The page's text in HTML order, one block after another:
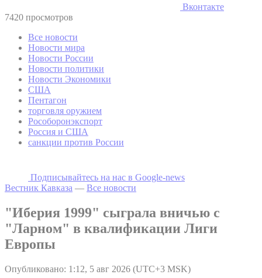
Вконтакте
7420 просмотров
Все новости
Новости мира
Новости России
Новости политики
Новости Экономики
США
Пентагон
торговля оружием
Рособоронэкспорт
Россия и США
санкции против России
Подписывайтесь на наc в Google-news
Вестник Кавказа — Все новости
"Иберия 1999" сыграла вничью с
"Ларном" в квалификации Лиги
Европы
Опубликовано: 1:12, 5 авг 2026 (UTC+3 MSK)